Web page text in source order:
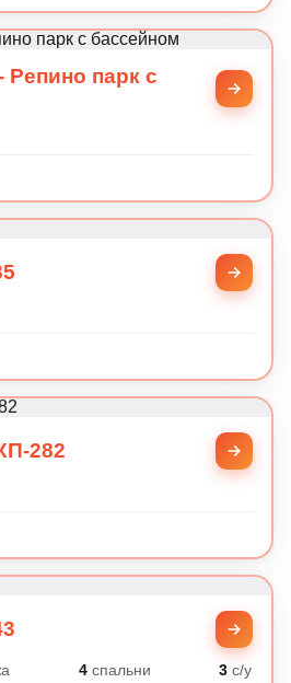
парк с
282
4спальни 3 с/у